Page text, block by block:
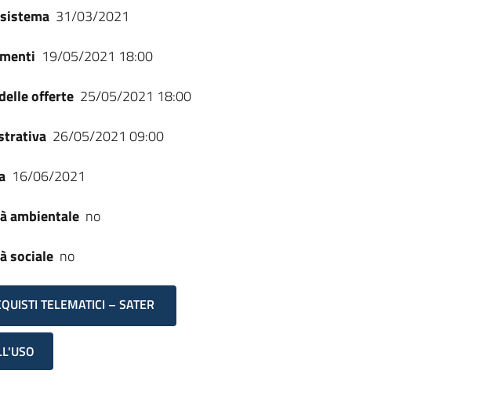
31/03/2021
19/05/2021 18:00
offerte 25/05/2021 18:00
26/05/2021 09:00
16/06/2021
ambientale no
sociale no
TELEMATICI – SATER